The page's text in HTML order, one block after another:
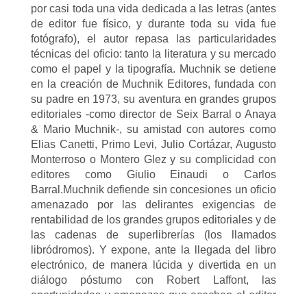
por casi toda una vida dedicada a las letras (antes
de editor fue físico, y durante toda su vida fue
fotógrafo), el autor repasa las particularidades
técnicas del oficio: tanto la literatura y su mercado
como el papel y la tipografía. Muchnik se detiene
en la creación de Muchnik Editores, fundada con
su padre en 1973, su aventura en grandes grupos
editoriales -como director de Seix Barral o Anaya
& Mario Muchnik-, su amistad con autores como
Elias Canetti, Primo Levi, Julio Cortázar, Augusto
Monterroso o Montero Glez y su complicidad con
editores como Giulio Einaudi o Carlos
Barral.Muchnik defiende sin concesiones un oficio
amenazado por las delirantes exigencias de
rentabilidad de los grandes grupos editoriales y de
las cadenas de superlibrerías (los llamados
libródromos). Y expone, ante la llegada del libro
electrónico, de manera lúcida y divertida en un
diálogo póstumo con Robert Laffont, las